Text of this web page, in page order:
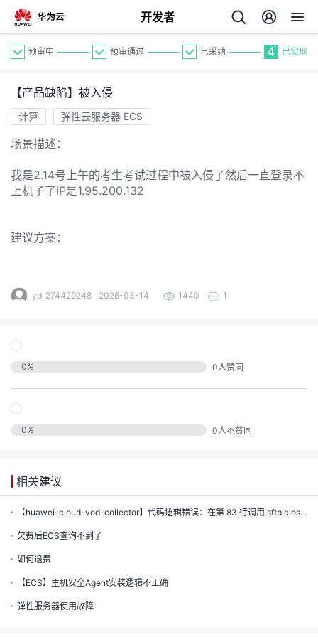
开发者
个
主
页
的
者
我
的
客
我
论
坛
的
圈
子
我
的
直
播
我
的
活
我
我
预审中 预审通过 已采纳 4 已实现
【产品缺陷】被入侵
计算 弹性云服务器 ECS
场景描述：
我是2.14号上午的考生考试过程中被入侵了然后一直登录不
上机子了IP是1.95.200.132
建议方案：
yd_274429248 2026-03-14 1440 1
0% 0人赞同
0% 0人不赞同
相关建议
【huawei-cloud-vod-collector】代码逻辑错误：在第 83 行调用 sftp.close() 关闭了...
欠费后ECS查询不到了
如何退费
【ECS】主机安全Agent安装逻辑不正确
弹性服务器使用故障